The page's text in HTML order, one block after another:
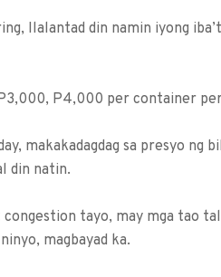
Ilalantad din namin iyong
P4,000 per container
makakadagdag sa presyo ng
din natin.
tayo, may mga tao
magbayad ka.